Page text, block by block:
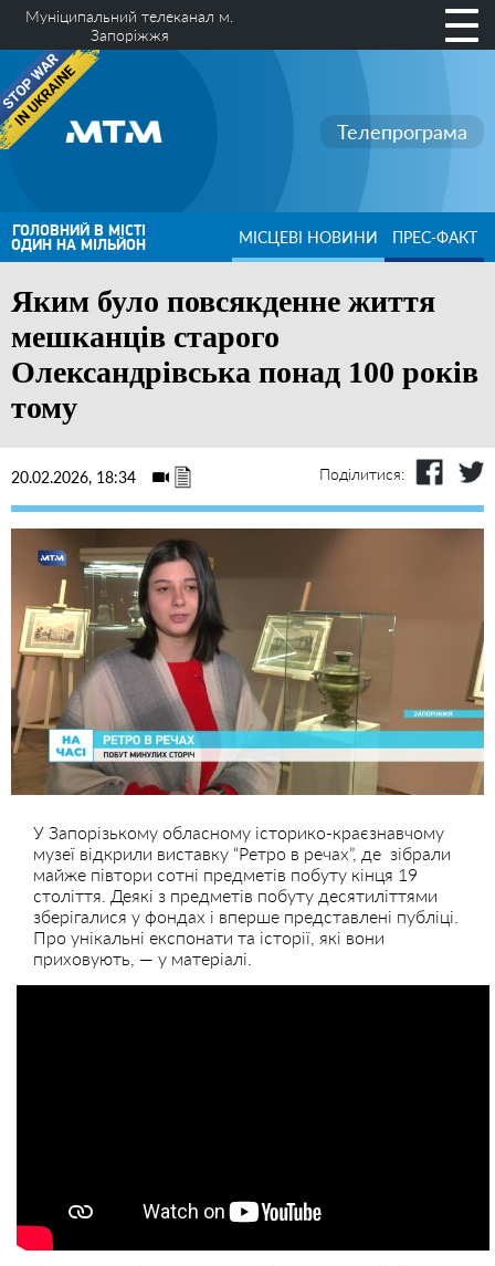
Муніципальний телеканал м.
Запоріжжя
Телепрограма
ГОЛОВНИЙ В МІСТІ
ОДИН НА МІЛЬЙОН МІСЦЕВІ НОВИНИ ПРЕС-ФАКТ
Яким було повсякденне життя
мешканців старого
Олександрівська понад 100 років
тому
20.02.2026, 18:34 Поділитися:
У Запорізькому обласному історико-краєзнавчому
музеї відкрили виставку “Ретро в речах”, де зібрали
майже півтори сотні предметів побуту кінця 19
століття. Деякі з предметів побуту десятиліттями
зберігалися у фондах і вперше представлені публіці.
Про унікальні експонати та історії, які вони
приховують, — у матеріалі.